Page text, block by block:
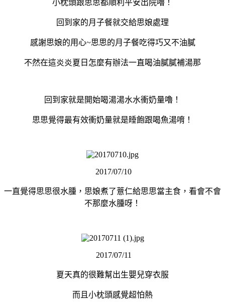
小枕頭跟思思都順利平安出院嚕！
回到家的月子餐就交給思娘處理
感謝思娘的用心~思思的月子餐吃得巧又不油膩
不然在這炎炎夏日怎麼有辦法一直喝油膩膩補湯那
回到家就是開始喝湯湯水水衝奶量嚕！
思思覺得最有效衝奶量就是睡飽跟喝魚湯唷！
2017/07/10
一直覺得思思很水腫，思娘煮了薏仁給思思當主食，看會不會
不那麼水腫呀！
2017/07/11
夏天真的很難幫出生嬰兒穿衣服
而且小枕頭感覺超怕熱